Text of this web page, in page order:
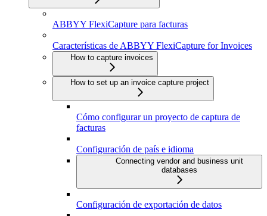
ABBYY FlexiCapture para facturas
Características de ABBYY FlexiCapture for Invoices
How to capture invoices
How to set up an invoice capture project
Cómo configurar un proyecto de captura de
facturas
Configuración de país e idioma
Connecting vendor and business unit
databases
Configuración de exportación de datos